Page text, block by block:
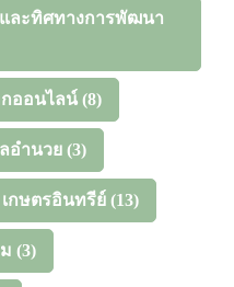
ละทิศทางการพัฒนา
กออนไลน์ (8)
อำนวย (3)
เกษตรอินทรีย์ (13)
(3)